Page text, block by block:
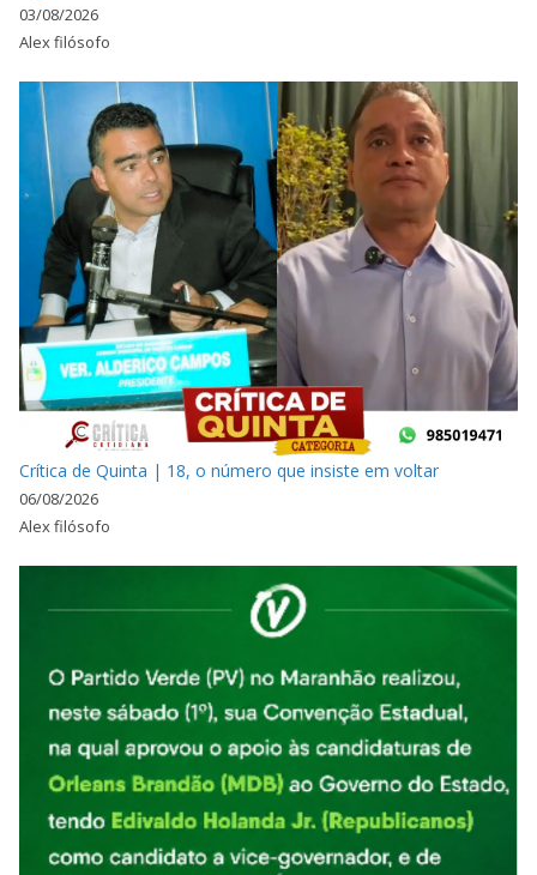
03/08/2026
Alex filósofo
Crítica de Quinta | 18, o número que insiste em voltar
06/08/2026
Alex filósofo